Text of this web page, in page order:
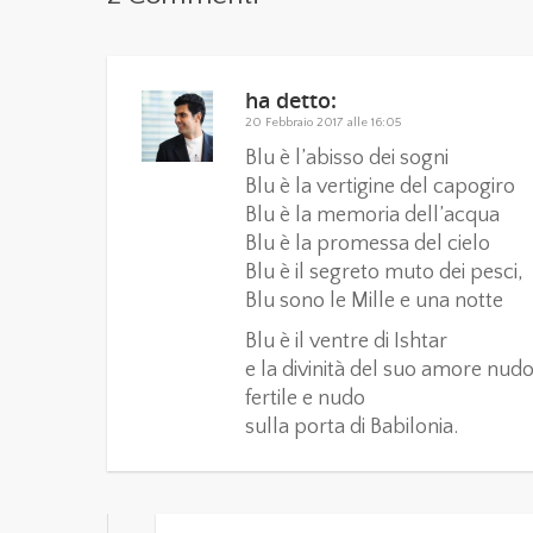
ha detto:
20 Febbraio 2017 alle 16:05
Blu è l’abisso dei sogni
Blu è la vertigine del capogiro
Blu è la memoria dell’acqua
Blu è la promessa del cielo
Blu è il segreto muto dei pesci,
Blu sono le Mille e una notte
Blu è il ventre di Ishtar
e la divinità del suo amore
fertile e nudo
sulla porta di Babilonia.